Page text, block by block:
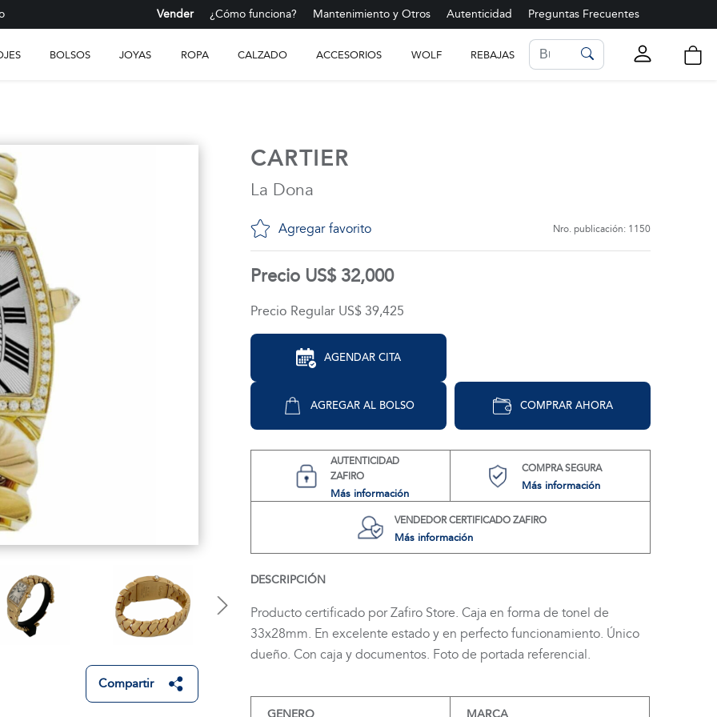
Vender ¿Cómo funciona? Mantenimiento y Otros Autenticidad Preguntas Frecuentes
BOLSOS JOYAS ROPA CALZADO ACCESORIOS WOLF REBAJAS
Compartir
CARTIER
La Dona
Agregar favorito Nro. publicación: 1150
Precio US$ 32,000
Precio Regular US$ 39,425
AGENDAR CITA
AGREGAR AL BOLSO COMPRAR AHORA
AUTENTICIDAD
ZAFIRO
Más información
COMPRA SEGURA
Más información
VENDEDOR CERTIFICADO ZAFIRO
Más información
DESCRIPCIÓN
Producto certificado por Zafiro Store. Caja en forma de tonel de
33x28mm. En excelente estado y en perfecto funcionamiento. Único
dueño. Con caja y documentos. Foto de portada referencial.
GENERO
MARCA
LISTA DE FAVORITOS